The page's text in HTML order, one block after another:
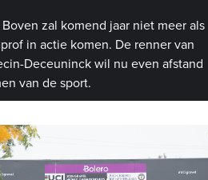
Boven zal komend jaar niet meer als
in actie komen. De renner van
Deceuninck wil nu even afstand
van de sport.